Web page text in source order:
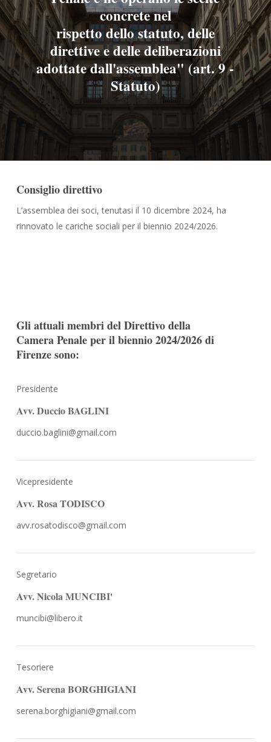
concrete nel
rispetto dello statuto, delle
direttive e delle deliberazioni
adottate dall'assemblea" (art. 9 -
Statuto)
Consiglio direttivo
L’assemblea dei soci, tenutasi il 10 dicembre 2024, ha
rinnovato le cariche sociali per il biennio 2024/2026.
Gli attuali membri del Direttivo della
Camera Penale per il biennio 2024/2026 di
Firenze sono:
Presidente
Avv. Duccio BAGLINI
duccio.baglini@gmail.com
Vicepresidente
Avv. Rosa TODISCO
avv.rosatodisco@gmail.com
Segretario
Avv. Nicola MUNCIBI'
muncibi@libero.it
Tesoriere
Avv. Serena BORGHIGIANI
serena.borghigiani@gmail.com